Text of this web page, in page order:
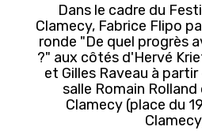
Dans le cadre du
Clamecy, Fabrice Flipo
ronde "De quel progrès
?" aux côtés d'Hervé
et Gilles Raveau à
salle Romain Rolland
Clamecy (place du